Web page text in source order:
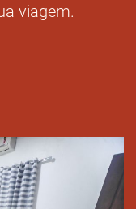
viagem.